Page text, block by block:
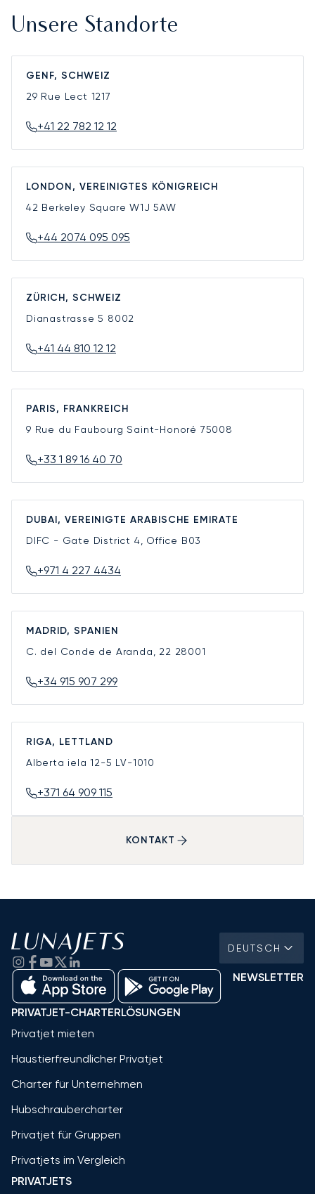
Unsere Standorte
GENF, SCHWEIZ
29 Rue Lect 1217
+41 22 782 12 12
LONDON, VEREINIGTES KÖNIGREICH
42 Berkeley SquareW1J 5AW
+44 2074 095 095
ZÜRICH, SCHWEIZ
Dianastrasse 5 8002
+41 44 810 12 12
PARIS, FRANKREICH
9 Rue du Faubourg Saint-Honoré 75008
+33 1 89 16 40 70
DUBAI, VEREINIGTE ARABISCHE EMIRATE
DIFC - Gate District 4, Office B03
+971 4 227 4434
MADRID, SPANIEN
C. del Conde de Aranda, 22 28001
+34 915 907 299
RIGA, LETTLAND
Alberta iela 12-5 LV-1010
+371 64 909 115
KONTAKT
DEUTSCH
NEWSLETTER
PRIVATJET-CHARTERLÖSUNGEN
Privatjet mieten
Haustierfreundlicher Privatjet
Charter für Unternehmen
Hubschraubercharter
Privatjet für Gruppen
Privatjets im Vergleich
PRIVATJETS